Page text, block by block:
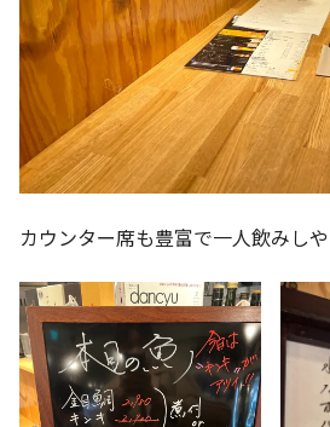
カウンター席も豊富で一人飲みしや